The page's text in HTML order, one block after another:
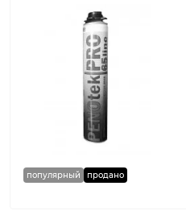
популярный продано